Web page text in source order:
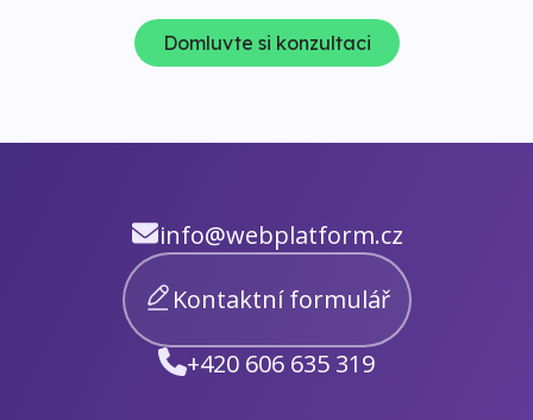
Domluvte si konzultaci
info@webplatform.cz
Kontaktní formulář
+420 606 635 319